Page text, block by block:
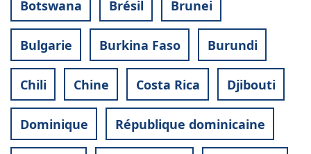
Botswana Brésil Brunei
Bulgarie Burkina Faso Burundi
Chili Chine Costa Rica Djibouti
Dominique République dominicaine